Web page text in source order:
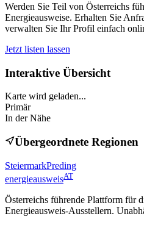
Werden Sie Teil von Österreichs
Energieausweise. Erhalten Sie
verwalten Sie Ihr Profil einfach
Jetzt listen lassen
Interaktive Übersicht
Karte wird geladen...
Primär
In der Nähe
Übergeordnete Regionen
SteiermarkPreding
energieausweisAT
Österreichs führende Plattform für
Energieausweis-Ausstellern.